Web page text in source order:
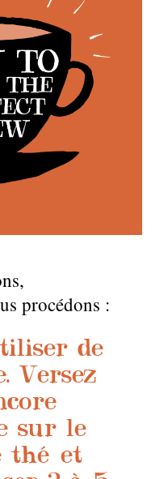
,
procédons :
de
Versez
sur le
thé et